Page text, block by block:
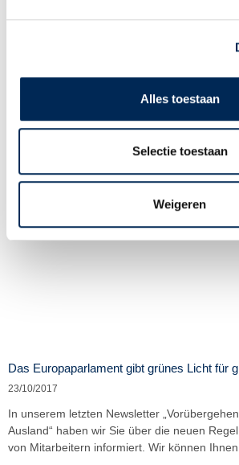
Alles toestaan
Selectie toestaan
Weigeren
entsandte Arbeitnehmer in der Europäischen
Das Europaparlament gibt grünes Licht für
23/10/2017
In unserem letzten Newsletter
Ausland“ haben wir Sie über die neuen
von Mitarbeitern informiert. Wir können